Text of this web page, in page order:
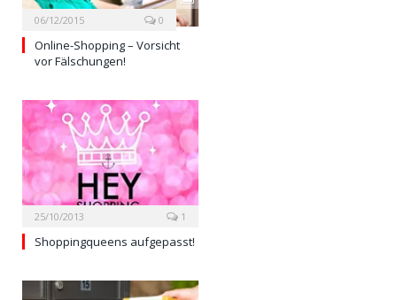
06/12/2015 0
Online-Shopping – Vorsicht
vor Fälschungen!
25/10/2013 1
Shoppingqueens aufgepasst!